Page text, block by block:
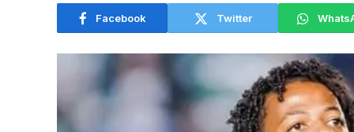
Facebook Twitter